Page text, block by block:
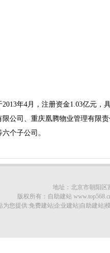
年4月，注册资金1.03亿元
公司、重庆凰腾物业管理有限
个子公司。
地址：北京市朝阳区
版权所有：自助建站
为您提供:免费建站|企业建站|自助建站|